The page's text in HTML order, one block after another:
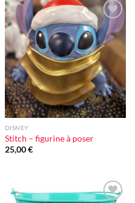
Ajouter
à la liste
d'envie
DISNEY
Stitch – figurine à poser
25,00€